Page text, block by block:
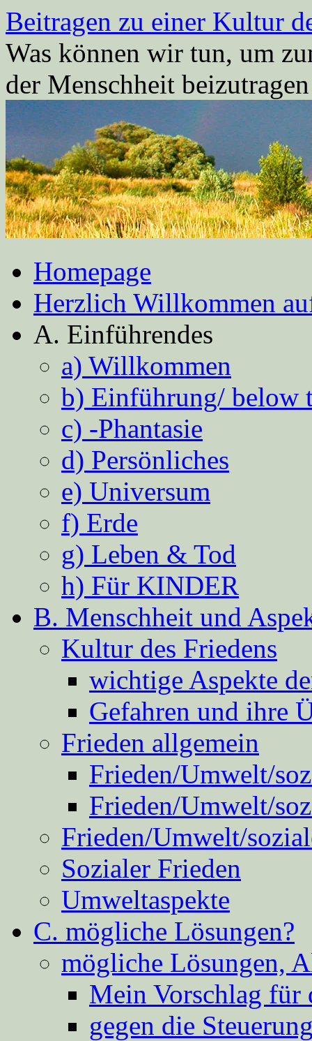
Zum
Inhalt
springen
Beitragen zu einer Kultur
Was können wir tun, um
der Menschheit
Homepage
Herzlich Willkommen
A. Einführendes
a) Willkommen
b) Einführung/ below
c) -Phantasie
d) Persönliches
e) Universum
f) Erde
g) Leben & Tod
h) Für KINDER
B. Menschheit und
Kultur des Friedens
wichtige Aspekte
Gefahren und ihre
Frieden allgemein
Frieden/Umwelt/
Frieden/Umwelt/
Frieden/Umwelt/
Sozialer Frieden
Umweltaspekte
C. mögliche Lösungen?
mögliche Lösungen,
Mein Vorschlag für
gegen die